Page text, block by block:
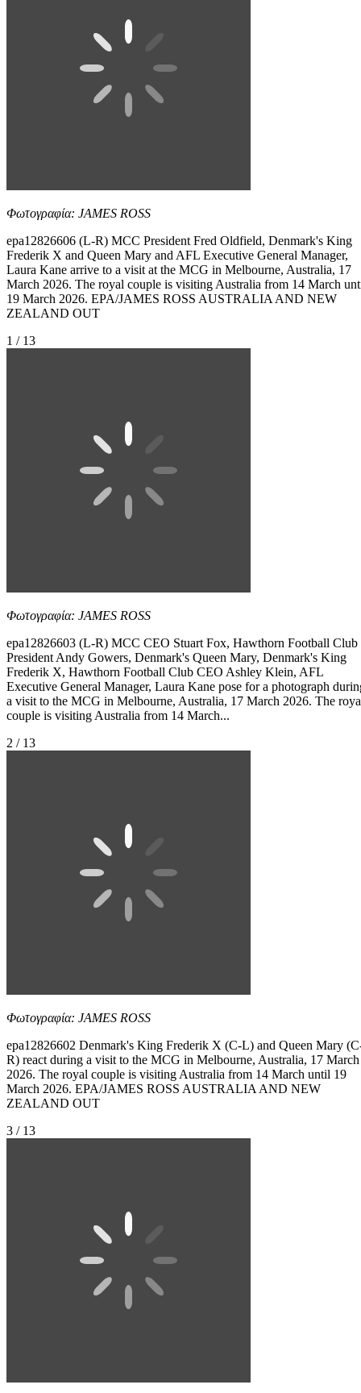
Φωτογραφία: JAMES ROSS
epa12826606 (L-R) MCC President Fred Oldfield, Denmark's King
Frederik X and Queen Mary and AFL Executive General Manager,
Laura Kane arrive to a visit at the MCG in Melbourne, Australia, 17
March 2026. The royal couple is visiting Australia from 14 March
19 March 2026. EPA/JAMES ROSS AUSTRALIA AND NEW
ZEALAND OUT
1 / 13
Φωτογραφία: JAMES ROSS
epa12826603 (L-R) MCC CEO Stuart Fox, Hawthorn Football Club
President Andy Gowers, Denmark's Queen Mary, Denmark's King
Frederik X, Hawthorn Football Club CEO Ashley Klein, AFL
Executive General Manager, Laura Kane pose for a photograph
a visit to the MCG in Melbourne, Australia, 17 March 2026. The
couple is visiting Australia from 14 March...
2 / 13
Φωτογραφία: JAMES ROSS
epa12826602 Denmark's King Frederik X (C-L) and Queen Mary
R) react during a visit to the MCG in Melbourne, Australia, 17 March
2026. The royal couple is visiting Australia from 14 March until 19
March 2026. EPA/JAMES ROSS AUSTRALIA AND NEW
ZEALAND OUT
3 / 13